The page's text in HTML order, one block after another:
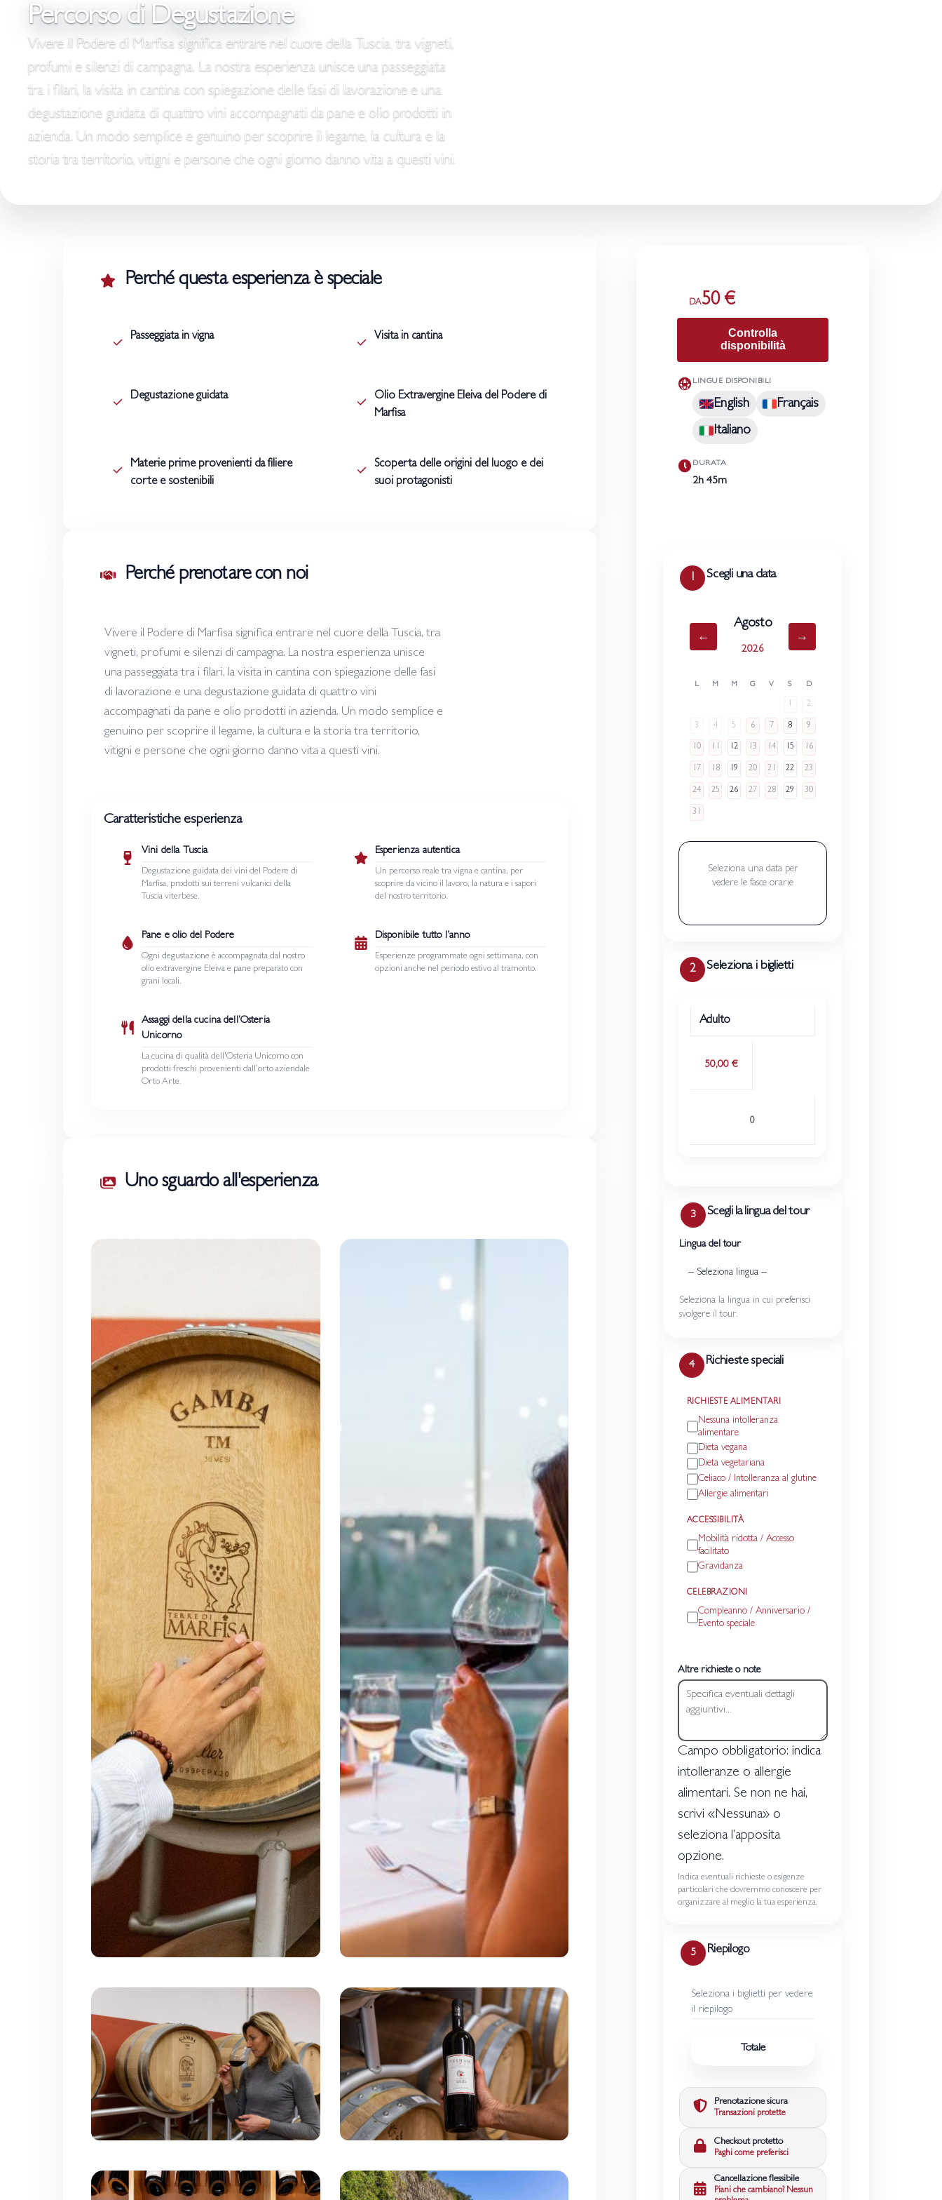
Percorso di Degustazione
Vivere il Podere di Marfisa significa entrare nel cuore della Tuscia, tra vigneti,
profumi e silenzi di campagna. La nostra esperienza unisce una passeggiata
tra i filari, la visita in cantina con spiegazione delle fasi di lavorazione e una
degustazione guidata di quattro vini accompagnati da pane e olio prodotti in
azienda. Un modo semplice e genuino per scoprire il legame, la cultura e la
storia tra territorio, vitigni e persone che ogni giorno danno vita a questi vini.
Perché prenotare con noi
Vivere il Podere di Marfisa significa entrare nel cuore della Tuscia, tra
vigneti, profumi e silenzi di campagna. La nostra esperienza unisce
una passeggiata tra i filari, la visita in cantina con spiegazione delle fasi
di lavorazione e una degustazione guidata di quattro vini
accompagnati da pane e olio prodotti in azienda. Un modo semplice e
genuino per scoprire il legame, la cultura e la storia tra territorio,
vitigni e persone che ogni giorno danno vita a questi vini.
Caratteristiche esperienza
Vini della Tuscia
Degustazione guidata dei vini del Podere di
Marfisa, prodotti sui terreni vulcanici della
Tuscia viterbese.
Esperienza autentica
Un percorso reale tra vigna e cantina, per
scoprire da vicino il lavoro, la natura e i sapori
del nostro territorio.
Pane e olio del Podere
Ogni degustazione è accompagnata dal nostro
olio extravergine Eleiva e pane preparato con
grani locali.
Disponibile tutto l’anno
Esperienze programmate ogni settimana, con
opzioni anche nel periodo estivo al tramonto.
Assaggi della cucina dell’Osteria
Unicorno
La cucina di qualità dell'Osteria Unicorno con
prodotti freschi provenienti dall’orto aziendale
Orto Arte.
Uno sguardo all'esperienza
Perché questa esperienza è speciale
Passeggiata in vigna Visita in cantina
Degustazione guidata
Olio Extravergine Eleiva del Podere di
Marfisa
Materie prime provenienti da filiere
corte e sostenibili
Scoperta delle origini del luogo e dei
suoi protagonisti
DA50 €
Controlla
disponibilità
LINGUE DISPONIBILI
English
Français
Italiano
DURATA
2h 45m
1 Scegli una data
←
Agosto
2026
→
L M M G V S D
1 2
3 4 5 6 7 8 9
10 11 12 13 14 15 16
17 18 19 20 21 22 23
24 25 26 27 28 29 30
31
Seleziona una data per
vedere le fasce orarie
2 Seleziona i biglietti
TIPO BIGLIETTO
Adulto
50,00 €
3 Scegli la lingua del tour
Lingua del tour
Seleziona la lingua in cui preferisci
svolgere il tour.
4 Richieste speciali
RICHIESTE ALIMENTARI
Nessuna intolleranza
alimentare
Dieta vegana
Dieta vegetariana
Celiaco / Intolleranza al glutine
Allergie alimentari
ACCESSIBILITÀ
Mobilità ridotta / Accesso
facilitato
Gravidanza
CELEBRAZIONI
Compleanno / Anniversario /
Evento speciale
Altre richieste o note
Campo obbligatorio: indica
intolleranze o allergie
alimentari. Se non ne hai,
scrivi «Nessuna» o
seleziona l’apposita
opzione.
Indica eventuali richieste o esigenze
particolari che dovremmo conoscere per
organizzare al meglio la tua esperienza.
5 Riepilogo
Seleziona i biglietti per vedere
il riepilogo
Totale
Prenotazione sicura
Transazioni protette
Checkout protetto
Paghi come preferisci
Cancellazione flessibile
Piani che cambiano? Nessun